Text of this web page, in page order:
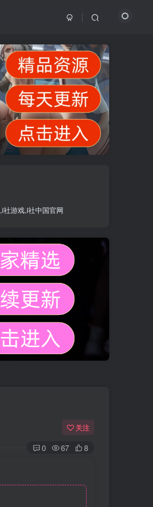
,i社游戏,i社中国官网
关注
0 67 8